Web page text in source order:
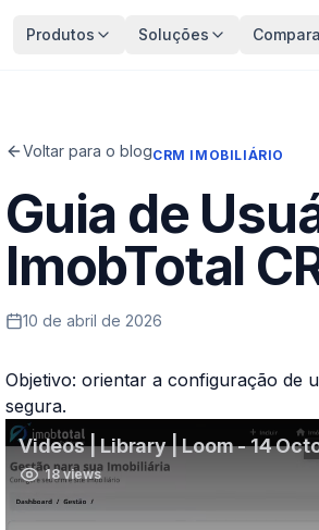
Produtos Soluções
Voltar para o blogCRM IMOBILIÁRIO
Guia de
ImobTotal
10 de abril de 2026
Objetivo: orientar a configuração de
segura.